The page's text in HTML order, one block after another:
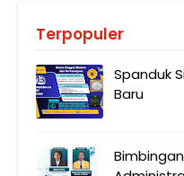
Terpopuler
Spanduk
Baru